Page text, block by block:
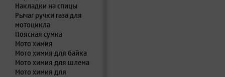
Накладки на спицы
Рычаг ручки газа для
мотоцикла
Поясная сумка
Мото химия
Мото химия для байка
Мото химия для шлема
Мото химия для